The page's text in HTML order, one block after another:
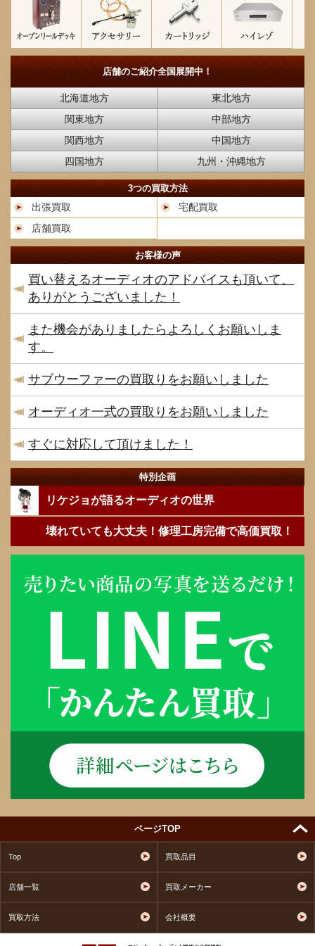
店舗のご紹介全国展開中！
北海道地方
東北地方
関東地方
中部地方
関西地方
中国地方
四国地方
九州・沖縄地方
3つの買取方法
出張買取
宅配買取
店舗買取
お客様の声
買い替えるオーディオのアドバイスも頂いて、
ありがとうございました！
また機会がありましたらよろしくお願いしま
す。
サブウーファーの買取りをお願いしました
オーディオ一式の買取りをお願いしました
すぐに対応して頂けました！
特別企画
リケジョが語るオーディオの世界
壊れていても大丈夫！修理工房完備で高価買取！
ページTOP
Top 買取品目
店舗一覧 買取メーカー
買取方法 会社概要